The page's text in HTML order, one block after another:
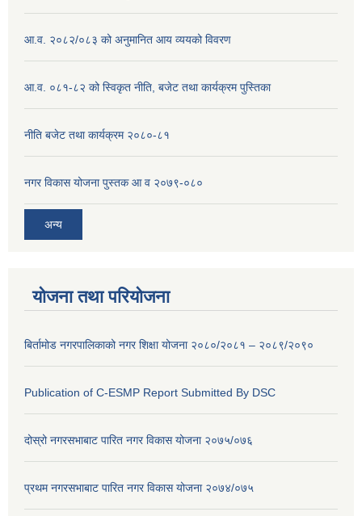
आ.व. २०८२/०८३ को अनुमानित आय व्ययको विवरण
आ.व. ०८१-८२ को स्विकृत नीति, बजेट तथा कार्यक्रम पुस्तिका
नीति बजेट तथा कार्यक्रम २०८०-८१
नगर विकास योजना पुस्तक आ व २०७९-०८०
अन्य
योजना तथा परियोजना
बिर्तामोड नगरपालिकाको नगर शिक्षा योजना २०८०/२०८१ – २०८९/२०९०
Publication of C-ESMP Report Submitted By DSC
दोस्रो नगरसभाबाट पारित नगर विकास योजना २०७५/०७६
प्रथम नगरसभाबाट पारित नगर विकास योजना २०७४/०७५